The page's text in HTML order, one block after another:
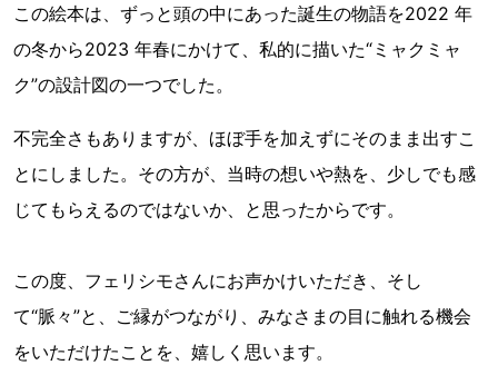
この絵本は、ずっと頭の中にあった誕生の物語を2022 年
の冬から2023 年春にかけて、私的に描いた“ミャクミャ
ク”の設計図の一つでした。
不完全さもありますが、ほぼ手を加えずにそのまま出すこ
とにしました。その方が、当時の想いや熱を、少しでも感
じてもらえるのではないか、と思ったからです。
この度、フェリシモさんにお声かけいただき、そし
て“脈々”と、ご縁がつながり、みなさまの目に触れる機会
をいただけたことを、嬉しく思います。